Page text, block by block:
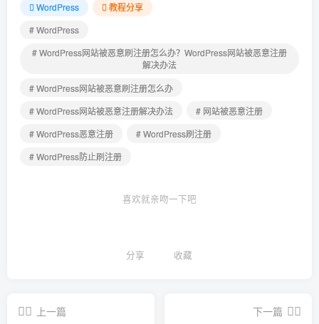
WordPress
教程分享
# WordPress
# WordPress网站被恶意刷注册怎么办？WordPress网站被恶意注册
解决办法
# WordPress网站被恶意刷注册怎么办
# WordPress网站被恶意注册解决办法
# 网站被恶意注册
# WordPress恶意注册
# WordPress刷注册
# WordPress防止刷注册
喜欢就亲吻一下吧
分享 收藏
上一篇
下一篇